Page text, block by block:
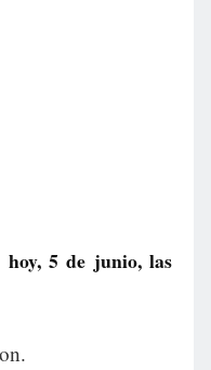
5 de junio, las